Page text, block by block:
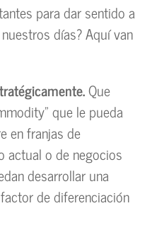
para dar sentido a
días? Aquí van
Que
que le pueda
en franjas de
actual o de negocios
desarrollar una
de diferenciación